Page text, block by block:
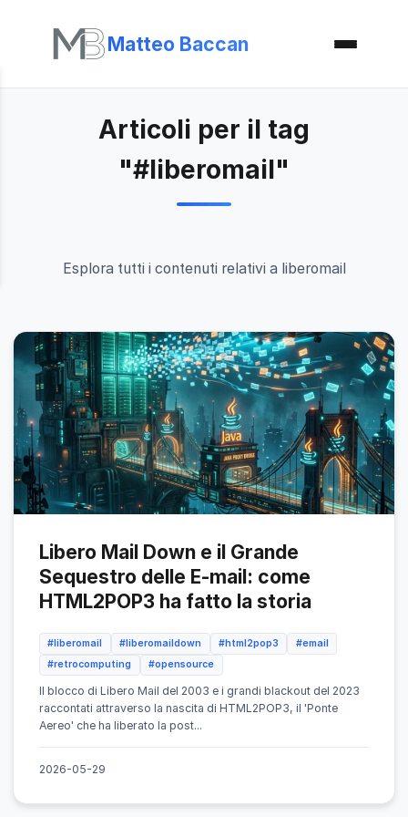
Matteo Baccan
Articoli per il tag
"#liberomail"
Esplora tutti i contenuti relativi a liberomail
Libero Mail Down e il Grande
Sequestro delle E-mail: come
HTML2POP3 ha fatto la storia
#liberomail #liberomaildown #html2pop3
#email
#retrocomputing
#opensource
Il blocco di Libero Mail del 2003 e i grandi blackout del 2023
raccontati attraverso la nascita di HTML2POP3, il 'Ponte
Aereo' che ha liberato la post...
2026-05-29